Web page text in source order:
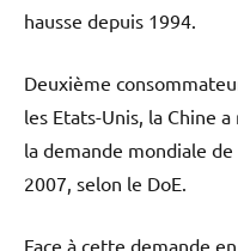
hausse depuis 1994.
Deuxième
les Etats-Unis, la Chine
la demande mondiale
2007, selon le DoE.
Face à cette demande